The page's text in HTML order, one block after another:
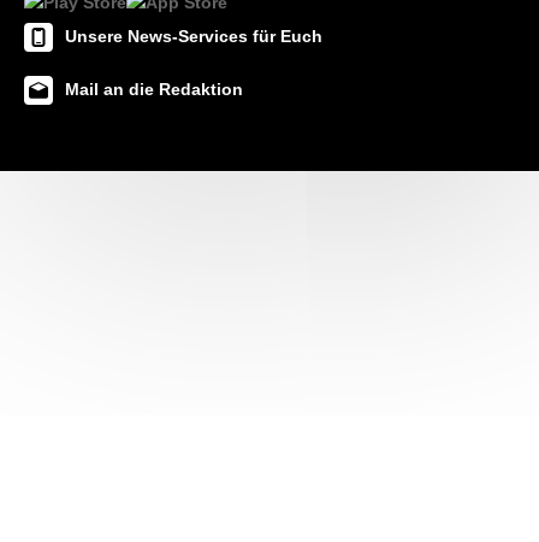
Unsere News-Services für Euch
Mail an die Redaktion